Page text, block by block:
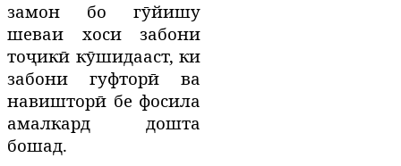
замон бо гӯйишу
шеваи хоси забони
тоҷикӣ кӯшидааст, ки
забони гуфторӣ ва
навишторӣ бе фосила
амалкард дошта
бошад.